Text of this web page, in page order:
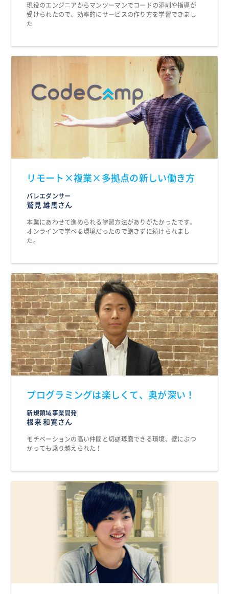
現役のエンジニアからマンツーマンでコードの添削や指導が
受けられたので、効率的にサービスの作り方を学習できまし
た
リモート×複業×多拠点の新しい働き方
バレエダンサー
鷲見 雄馬さん
本業にあわせて進められる学習方法がありがたかったです。
オンラインで学べる環境だったので飽きずに続けられまし
た。
プログラミングは楽しくて、奥が深い！
新規領域事業開発
根来 和寛さん
モチベーションの高い仲間と切磋琢磨できる環境、壁にぶつ
かっても乗り越えられた！